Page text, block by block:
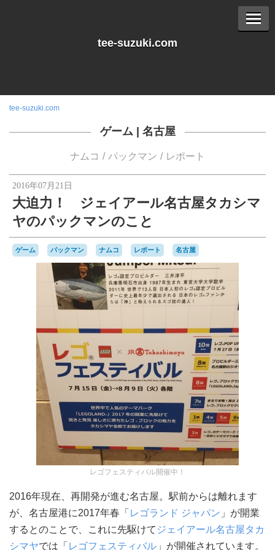
tee-suzuki.com
tee-suzuki.com
ゲーム| 名古屋
ナムコ パックマン レポート
2016年07月21日
大迫力！ ジェイアール名古屋タカシマ
ヤのパックマンのこと
ゲーム パックマン ナムコ レポート 名古屋
レゴフェスティバル開催中！
2016年現在、再開発が進む名古屋。駅前からは離れます
が、名古屋港に2017年春「 レゴランド ジャパン 」が開業
するとのことで、これに先駆けて ジェイアール名古屋タカ
シマヤでは「 レゴフェスティバル 」が開催されています。